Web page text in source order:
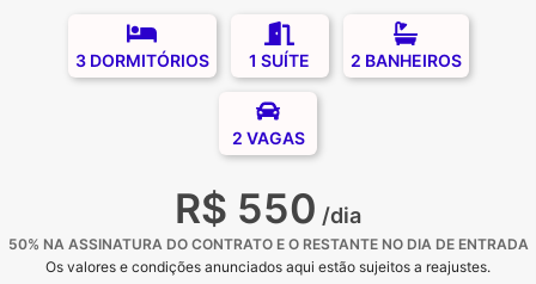
3 DORMITÓRIOS 1 SUÍTE 2 BANHEIROS
2 VAGAS
R$ 550 /dia
50% NA ASSINATURA DO CONTRATO E O RESTANTE NO DIA DE ENTRADA
Os valores e condições anunciados aqui estão sujeitos a reajustes.